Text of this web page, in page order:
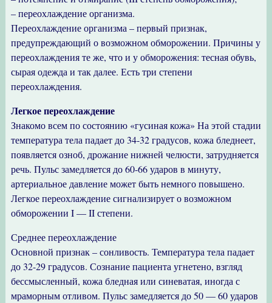
– переохлаждение организма.
Переохлаждение организма – первый признак,
предупреждающий о возможном обморожении. Причины у
переохлаждения те же, что и у обморожения: тесная обувь,
сырая одежда и так далее. Есть три степени
переохлаждения.
Легкое переохлаждение
Знакомо всем по состоянию «гусиная кожа» На этой стадии
температура тела падает до 34-32 градусов, кожа бледнеет,
появляется озноб, дрожание нижней челюсти, затрудняется
речь. Пульс замедляется до 60-66 ударов в минуту,
артериальное давление может быть немного повышено.
Легкое переохлаждение сигнализирует о возможном
обморожении I — II степени.
Среднее переохлаждение
Основной признак – сонливость. Температура тела падает
до 32-29 градусов. Сознание пациента угнетено, взгляд
бессмысленный, кожа бледная или синеватая, иногда с
мраморным отливом. Пульс замедляется до 50 — 60 ударов